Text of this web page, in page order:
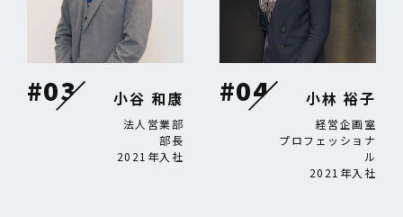
#03 小谷 和康
法人営業部
部長
2021年入社
#04 小林 裕子
経営企画室
プロフェッショナ
ル
2021年入社